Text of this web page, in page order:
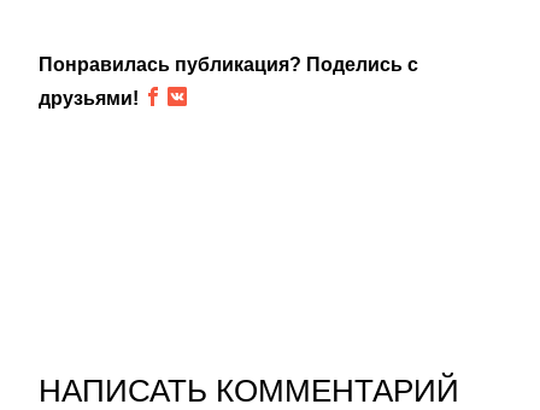
Понравилась публикация? Поделись с
друзьями!
НАПИСАТЬ КОММЕНТАРИЙ